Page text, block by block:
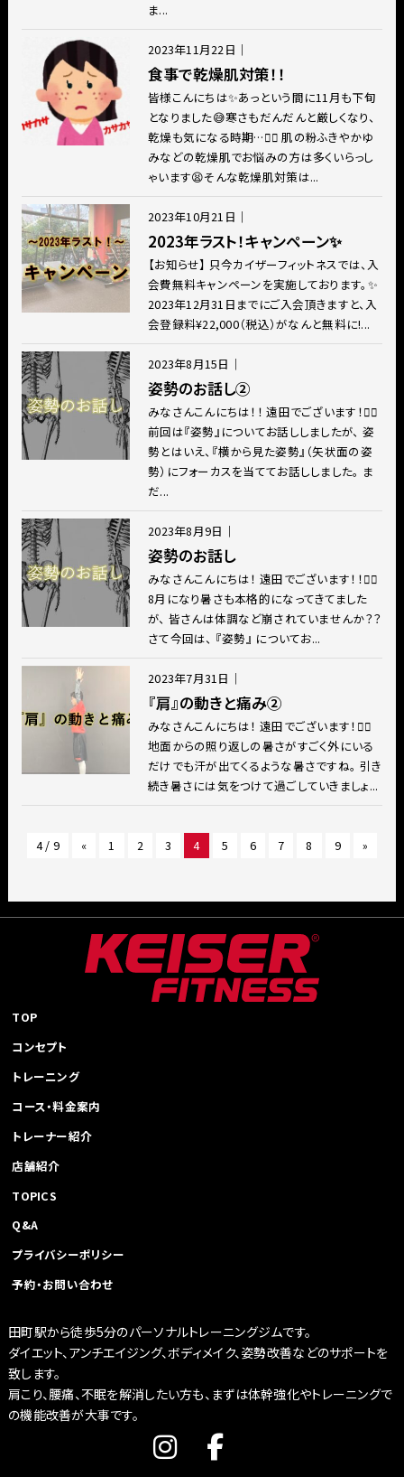
ま...
2023年11月22日 ｜
食事で乾燥肌対策！！
皆様こんにちは✨あっという間に11月も下旬
となりました😅寒さもだんだんと厳しくなり、
乾燥も気になる時期…🤦‍♀️ 肌の粉ふきやかゆ
みなどの乾燥肌でお悩みの方は多くいらっし
ゃいます😫そんな乾燥肌対策は...
2023年10月21日 ｜
2023年ラスト！キャンペーン✨
【お知らせ】 只今カイザーフィットネスでは、入
会費無料キャンペーンを実施しております。✨
2023年12月31日までにご入会頂きますと、入
会登録料¥22,000（税込）がなんと無料に!...
2023年8月15日 ｜
姿勢のお話し②
みなさんこんにちは！！ 遠田でございます！🙋‍♂️
前回は『姿勢』についてお話ししましたが、 姿
勢とはいえ、『横から見た姿勢』（矢状面の姿
勢）にフォーカスを当ててお話ししました。 ま
だ...
2023年8月9日 ｜
姿勢のお話し
みなさんこんにちは！ 遠田でございます！！🙋‍♂️
8月になり暑さも本格的になってきてました
が、 皆さんは体調など崩されていませんか？？
さて今回は、 『姿勢』 についてお...
2023年7月31日 ｜
『肩』の動きと痛み②
みなさんこんにちは！ 遠田でございます！🙋‍♂️
地面からの照り返しの暑さがすごく外にいる
だけでも汗が出てくるような暑さですね。 引き
続き暑さには気をつけて過ごしていきましょ...
4 / 9 « 1 2 3 4 5 6 7 8 9 »
TOP
コンセプト
トレーニング
コース・料金案内
トレーナー紹介
店舗紹介
TOPICS
Q&A
プライバシーポリシー
予約・お問い合わせ
田町駅から徒歩5分のパーソナルトレーニングジムです。
ダイエット、アンチエイジング、ボディメイク、姿勢改善などのサポートを
致します。
肩こり、腰痛、不眠を解消したい方も、まずは体幹強化やトレーニングで
の機能改善が大事です。